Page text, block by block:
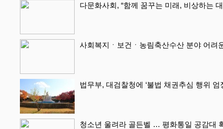
다문화사회, “함께 꿈꾸는 미래, 비상하는
사회복지ㆍ보건ㆍ농림축산수산 분야 어려
법무부, 대검찰청에 ‘불법 채권추심 행위
청소년 울려라 골든벨 … 평화통일 공감대